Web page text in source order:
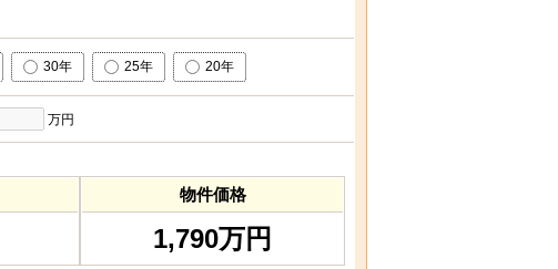
30年 25年 20年
万円
物件価格
1,790万円